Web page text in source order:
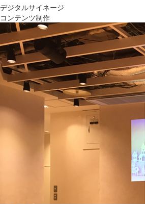
デジタルサイネージ
コンテンツ制作